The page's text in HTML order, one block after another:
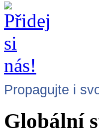
SVER.cz
Propagujte i